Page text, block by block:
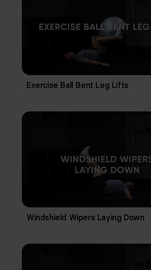
Exercise Ball Bent Leg Lifts
Windshield Wipers Laying Down